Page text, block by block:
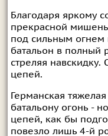
Благодаря яркому
прекрасной
под сильным огнем
батальон в полный
стреляя
цепей.
Германская
батальону огонь -
цепей, как бы
повезло лишь 4-й